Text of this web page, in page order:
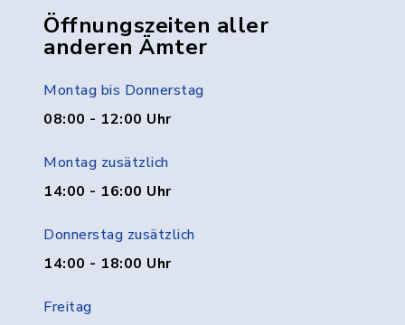
Öffnungszeiten aller
anderen Ämter
Montag bis Donnerstag
08:00 - 12:00 Uhr
Montag zusätzlich
14:00 - 16:00 Uhr
Donnerstag zusätzlich
14:00 - 18:00 Uhr
Freitag